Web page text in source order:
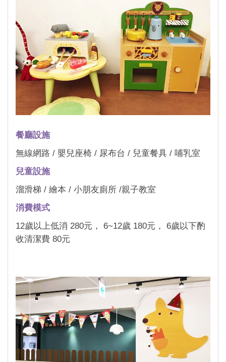
餐廳設施
無線網路 / 嬰兒座椅 / 尿布台 / 兒童餐具 / 哺乳室
兒童設施
溜滑梯 / 繪本 / 小朋友廁所 /親子教室
消費模式
12歲以上低消 280元， 6~12歲 180元， 6歲以下酌
收清潔費 80元